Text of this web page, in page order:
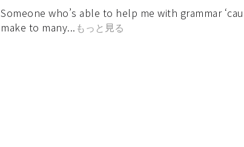
Someone who’s able to help me with grammar
make to many... もっと見る